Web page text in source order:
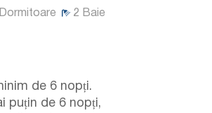
Dormitoare 2 Baie
de 6 nopți.
puțin de 6 nopți,